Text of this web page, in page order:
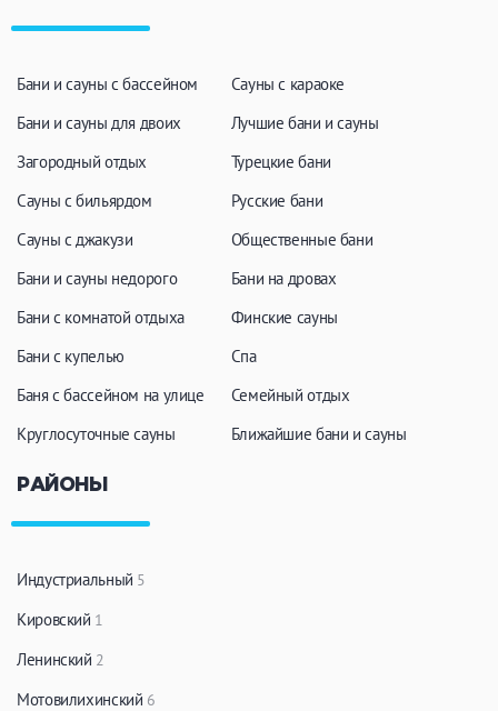
Бани и сауны с бассейном
Бани и сауны для двоих
Загородный отдых
Сауны с бильярдом
Сауны с джакузи
Бани и сауны недорого
Бани с комнатой отдыха
Бани с купелью
Баня с бассейном на улице
Круглосуточные сауны
Сауны с караоке
Лучшие бани и сауны
Турецкие бани
Русские бани
Общественные бани
Бани на дровах
Финские сауны
Спа
Семейный отдых
Ближайшие бани и сауны
РАЙОНЫ
Индустриальный 5
Кировский 1
Ленинский 2
Мотовилихинский 6